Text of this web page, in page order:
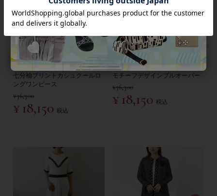
50％OFF
七分袖プリントカシュクールロ
ングワンピース
¥36,300
¥ 18,150 税込
返品不可 50％OFF
モチーフデザインプルオーバー
¥36,300
¥ 18,150 税込